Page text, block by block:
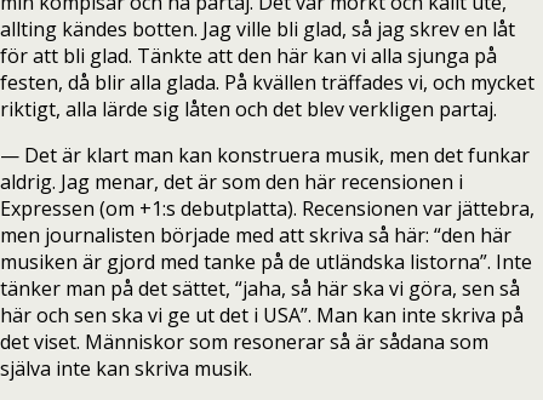
allting kändes botten. Jag ville bli glad, så jag skrev en låt
för att bli glad. Tänkte att den här kan vi alla sjunga på
festen, då blir alla glada. På kvällen träffades vi, och mycket
riktigt, alla lärde sig låten och det blev verkligen partaj.
— Det är klart man kan konstruera musik, men det funkar
aldrig. Jag menar, det är som den här recensionen i
Expressen (om +1:s debutplatta). Recensionen var jättebra,
men journalisten började med att skriva så här: “den här
musiken är gjord med tanke på de utländska listorna”. Inte
tänker man på det sättet, “jaha, så här ska vi göra, sen så
här och sen ska vi ge ut det i USA”. Man kan inte skriva på
det viset. Människor som resonerar så är sådana som
själva inte kan skriva musik.